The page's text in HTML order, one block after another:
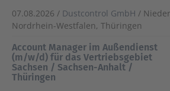
07.08.2026 / Dustcontrol GmbH /
Nordrhein-Westfalen, Thüringen
Account Manager im Außendienst
(m/w/d) für das Vertriebsgebiet
Sachsen / Sachsen-Anhalt /
Thüringen